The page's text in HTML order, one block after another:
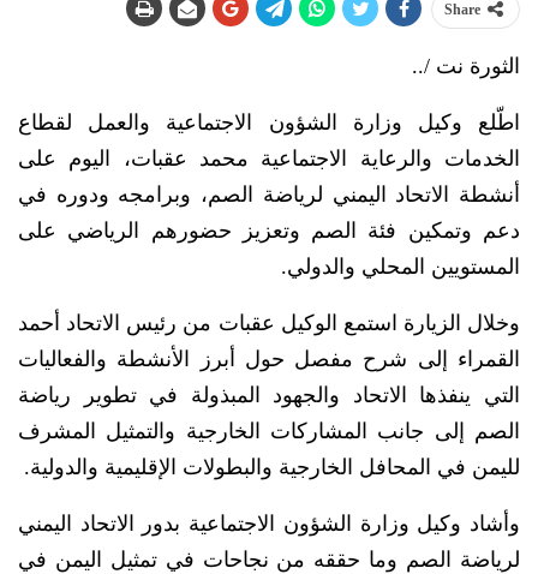
Share
الثورة نت /..
اطّلع وكيل وزارة الشؤون الاجتماعية والعمل لقطاع
الخدمات والرعاية الاجتماعية محمد عقبات، اليوم على
أنشطة الاتحاد اليمني لرياضة الصم، وبرامجه ودوره في
دعم وتمكين فئة الصم وتعزيز حضورهم الرياضي على
المستويين المحلي والدولي.
وخلال الزيارة استمع الوكيل عقبات من رئيس الاتحاد أحمد
القمراء إلى شرح مفصل حول أبرز الأنشطة والفعاليات
التي ينفذها الاتحاد والجهود المبذولة في تطوير رياضة
الصم إلى جانب المشاركات الخارجية والتمثيل المشرف
لليمن في المحافل الخارجية والبطولات الإقليمية والدولية.
وأشاد وكيل وزارة الشؤون الاجتماعية بدور الاتحاد اليمني
لرياضة الصم وما حققه من نجاحات في تمثيل اليمن في